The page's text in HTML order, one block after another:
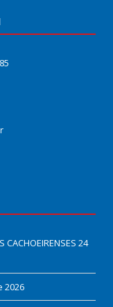
CACHOEIRENSES 24
2026